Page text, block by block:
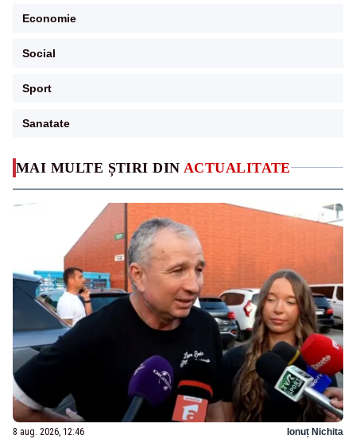
MAI MULTE ȘTIRI DIN ACTUALITATE
8 aug. 2026, 12:46 Ionuț Nichita
Economie
Social
Sport
Sanatate